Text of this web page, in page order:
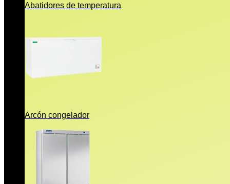
Abatidores de temperatura
Arcón congelador